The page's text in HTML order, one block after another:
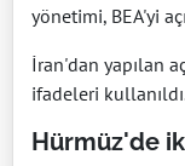
yönetimi, BEA'yi
İran'dan yapılan
ifadeleri
Hürmüz'de